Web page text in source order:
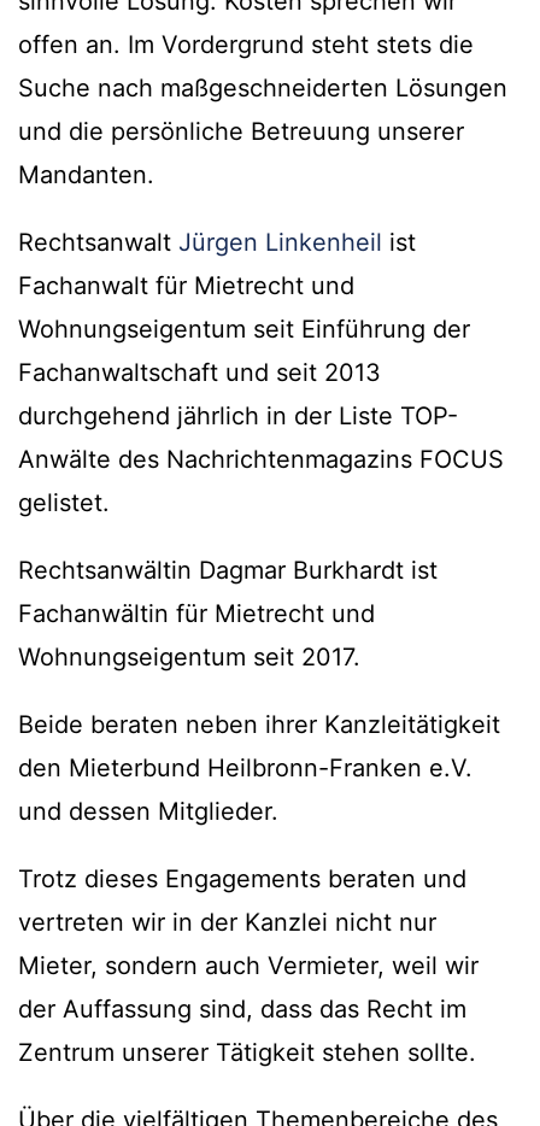
offen an. Im Vordergrund steht stets die
Suche nach maßgeschneiderten Lösungen
und die persönliche Betreuung unserer
Mandanten.
Rechtsanwalt Jürgen Linkenheil ist
Fachanwalt für Mietrecht und
Wohnungseigentum seit Einführung der
Fachanwaltschaft und seit 2013
durchgehend jährlich in der Liste TOP-
Anwälte des Nachrichtenmagazins FOCUS
gelistet.
Rechtsanwältin Dagmar Burkhardt ist
Fachanwältin für Mietrecht und
Wohnungseigentum seit 2017.
Beide beraten neben ihrer Kanzleitätigkeit
den Mieterbund Heilbronn-Franken e.V.
und dessen Mitglieder.
Trotz dieses Engagements beraten und
vertreten wir in der Kanzlei nicht nur
Mieter, sondern auch Vermieter, weil wir
der Auffassung sind, dass das Recht im
Zentrum unserer Tätigkeit stehen sollte.
Über die vielfältigen Themenbereiche des